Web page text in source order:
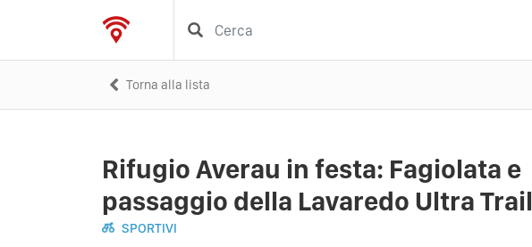
Torna alla lista
Rifugio Averau in festa: Fagiolata e
passaggio della Lavaredo Ultra Trail
SPORTIVI